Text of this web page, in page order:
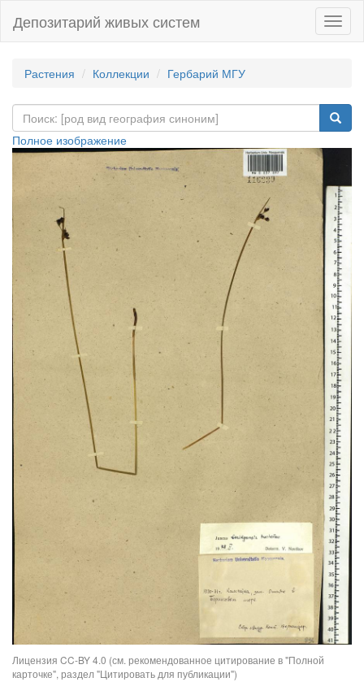
Депозитарий живых систем
Растения Коллекции Гербарий МГУ
Полное изображение
Лицензия CC-BY 4.0 (см. рекомендованное цитирование в "Полной
карточке", раздел "Цитировать для публикации")